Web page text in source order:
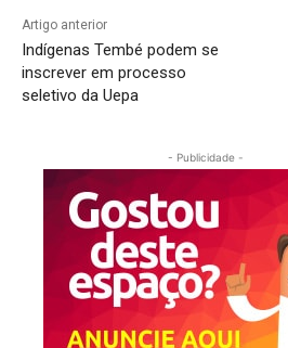
Artigo anterior
Indígenas Tembé podem se
inscrever em processo
seletivo da Uepa
- Publicidade -